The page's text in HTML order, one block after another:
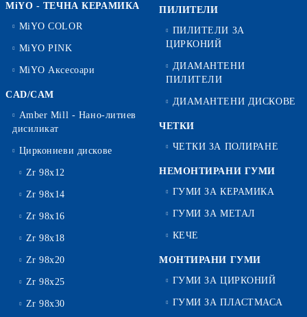
MiYO - ТЕЧНА КЕРАМИКА
MiYO COLOR
MiYO PINK
MiYO Аксесоари
CAD/CAM
Amber Mill - Нано-литиев
дисиликат
Циркониеви дискове
Zr 98x12
Zr 98x14
Zr 98x16
Zr 98x18
Zr 98x20
Zr 98x25
Zr 98x30
ПИЛИТЕЛИ
ПИЛИТЕЛИ ЗА
ЦИРКОНИЙ
ДИАМАНТЕНИ
ПИЛИТЕЛИ
ДИАМАНТЕНИ ДИСКОВЕ
ЧЕТКИ
ЧЕТКИ ЗА ПОЛИРАНЕ
НЕМОНТИРАНИ ГУМИ
ГУМИ ЗА КЕРАМИКА
ГУМИ ЗА МЕТАЛ
КЕЧЕ
МОНТИРАНИ ГУМИ
ГУМИ ЗА ЦИРКОНИЙ
ГУМИ ЗА ПЛАСТМАСА